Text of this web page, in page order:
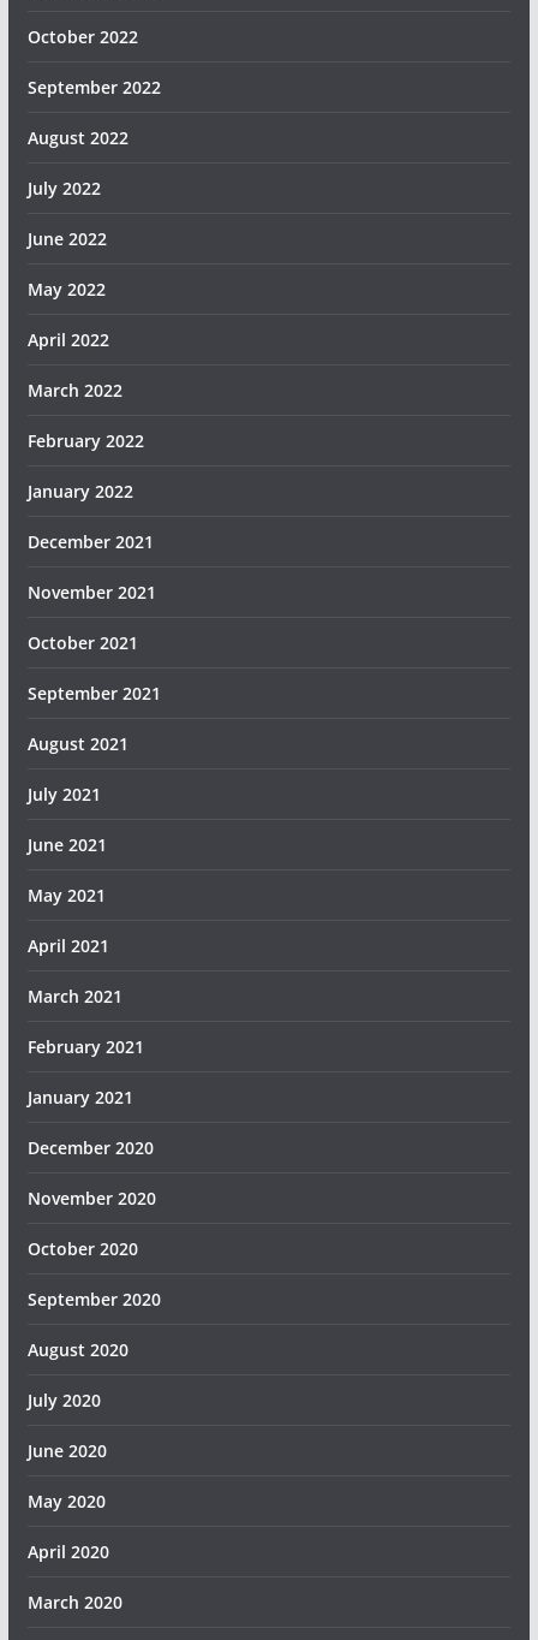
October 2022
September 2022
August 2022
July 2022
June 2022
May 2022
April 2022
March 2022
February 2022
January 2022
December 2021
November 2021
October 2021
September 2021
August 2021
July 2021
June 2021
May 2021
April 2021
March 2021
February 2021
January 2021
December 2020
November 2020
October 2020
September 2020
August 2020
July 2020
June 2020
May 2020
April 2020
March 2020